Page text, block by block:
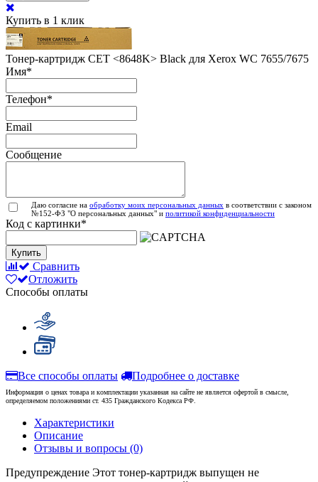
Купить в 1 клик
Тонер-картридж CET <8648K> Black для Xerox WC 7655/7675
Имя*
Телефон*
Email
Сообщение
Даю согласие на обработку моих персональных данных в соответствии с законом
№152-ФЗ "О персональных данных" и политикой конфиденциальности
Код с картинки*
Купить
Сравнить
Отложить
Способы оплаты
Все способы оплаты Подробнее о доставке
Информация о ценах товара и комплектации указанная на сайте не является офертой в смысле,
определяемом положениями ст. 435 Гражданского Кодекса РФ.
Характеристики
Описание
Отзывы и вопросы (0)
Предупреждение Этот тонер-картридж выпущен не